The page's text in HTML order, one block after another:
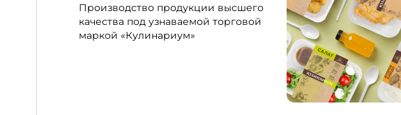
Производство продукции высшего
качества под узнаваемой торговой
маркой «Кулинариум»